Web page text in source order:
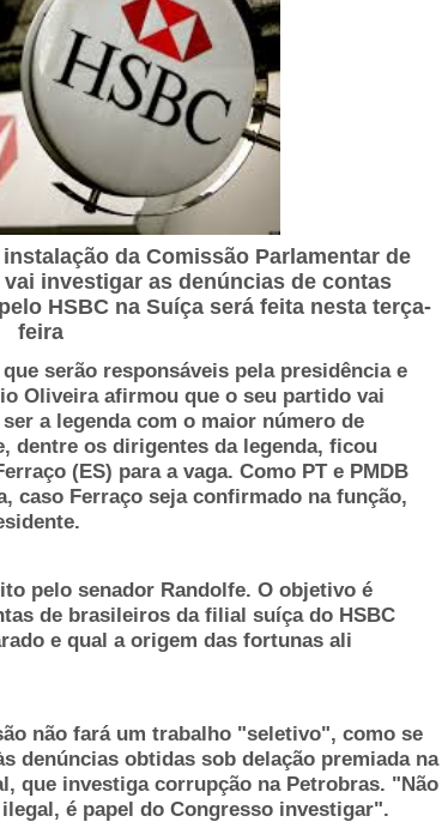
da Comissão Parlamentar de
investigar as denúncias de contas
HSBC na Suíça será feita nesta terça-
feira
serão responsáveis pela presidência e
Oliveira afirmou que o seu partido vai
a legenda com o maior número de
dentre os dirigentes da legenda, ficou
(ES) para a vaga. Como PT e PMDB
caso Ferraço seja confirmado na função,
pelo senador Randolfe. O objetivo é
de brasileiros da filial suíça do HSBC
e qual a origem das fortunas ali
não fará um trabalho "seletivo", como se
denúncias obtidas sob delação premiada na
que investiga corrupção na Petrobras. "Não
é papel do Congresso investigar".